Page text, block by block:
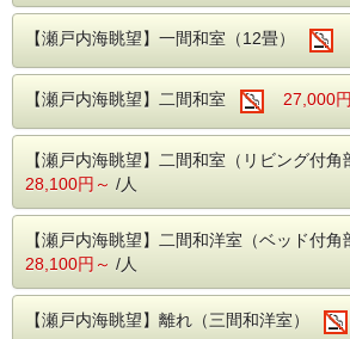
・プラン予約だけでは、兵庫
ポンは適用されませんので下
1. 当館公式ホームページからご
※お支払方法は必ず【現地決済
2. STAYNAVIふるさと納税 呑海
手続き＆決済（クレジットカー
3. チェックイン当日にフロント
（印刷もしくはスマホ画面）を
夏の風物詩・鱧を満喫！
【瀬戸内海眺望】一間和室（12畳）
【瀬戸内海眺望】二間和室 27,000
【瀬戸内海眺望】二間和室（リビング付
28,100円～ /人
【瀬戸内海眺望】二間和洋室（ベッド付
28,100円～ /人
【瀬戸内海眺望】離れ（三間和洋室）